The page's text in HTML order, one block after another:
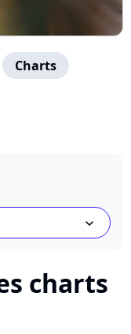
Charts
chevron_bot
charts